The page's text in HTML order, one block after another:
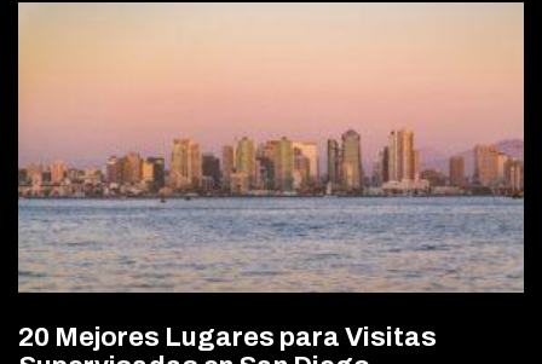
20 Mejores Lugares para Visitas